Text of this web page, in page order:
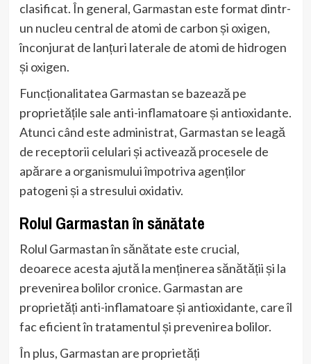
clasificat. În general, Garmastan este format dintr-
un nucleu central de atomi de carbon și oxigen,
înconjurat de lanțuri laterale de atomi de hidrogen
și oxigen.
Funcționalitatea Garmastan se bazează pe
proprietățile sale anti-inflamatoare și antioxidante.
Atunci când este administrat, Garmastan se leagă
de receptorii celulari și activează procesele de
apărare a organismului împotriva agenților
patogeni și a stresului oxidativ.
Rolul Garmastan în sănătate
Rolul Garmastan în sănătate este crucial,
deoarece acesta ajută la menținerea sănătății și la
prevenirea bolilor cronice. Garmastan are
proprietăți anti-inflamatoare și antioxidante, care îl
fac eficient în tratamentul și prevenirea bolilor.
În plus, Garmastan are proprietăți